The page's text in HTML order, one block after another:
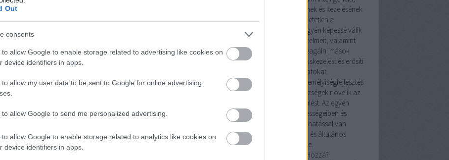
Out
consents
to allow Google to enable storage related to advertising like cookies on
device identifiers in apps.
to allow my user data to be sent to Google for online advertising
to allow Google to send me personalized advertising.
to allow Google to enable storage related to analytics like cookies on
device identifiers in apps.
vagyis az érzelmek megértésének és kezelésének
képessége, elengedhetetlen a
személyiségfejlesztésben. Az egyén képessé válik
felismerni és kezelni saját érzelmeit, valamint
megérteni és adekvátan reagálni mások
érzelmeire. Ez javítja a konfliktuskezelést és erősíti
az emberi kapcsolatokat.
Önbizalom és önbecsülés: A személyiségfejlesztés
által nyújtott önismeret és készségek növelik az
önbizalmat és az önbecsülést. Az egyén
magabiztosabb lesz képességeiben és
döntéseiben, ami pozitív hatással van
mindennapi interakcióira és általános
életminőségére.
Hogyan Kezdjünk Hozzá?